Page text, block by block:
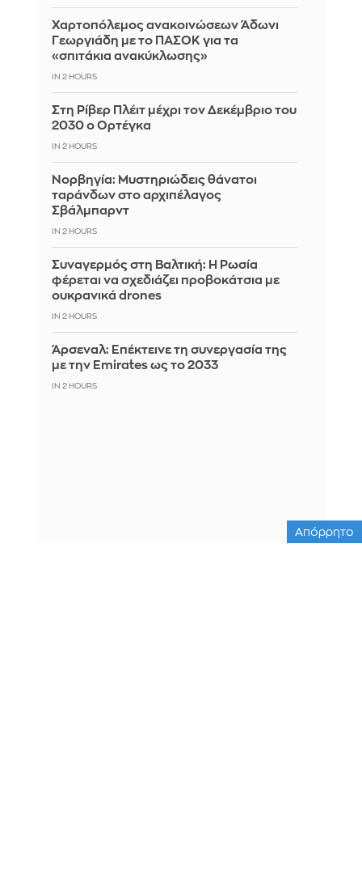
Χαρτοπόλεμος ανακοινώσεων Άδωνι
Γεωργιάδη με το ΠΑΣΟΚ για τα
«σπιτάκια ανακύκλωσης»
IN 2 HOURS
Στη Ρίβερ Πλέιτ μέχρι τον Δεκέμβριο του
2030 ο Ορτέγκα
IN 2 HOURS
Νορβηγία: Μυστηριώδεις θάνατοι
ταράνδων στο αρχιπέλαγος
Σβάλμπαρντ
IN 2 HOURS
Συναγερμός στη Βαλτική: Η Ρωσία
φέρεται να σχεδιάζει προβοκάτσια με
ουκρανικά drones
IN 2 HOURS
Άρσεναλ: Επέκτεινε τη συνεργασία της
με την Emirates ως το 2033
IN 2 HOURS
Απόρρητο